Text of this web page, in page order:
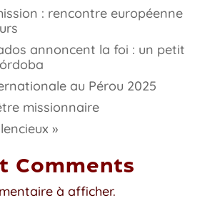
: rencontre européenne
annoncent la foi : un petit
au Pérou 2025
missionnaire
»
Comments
à afficher.